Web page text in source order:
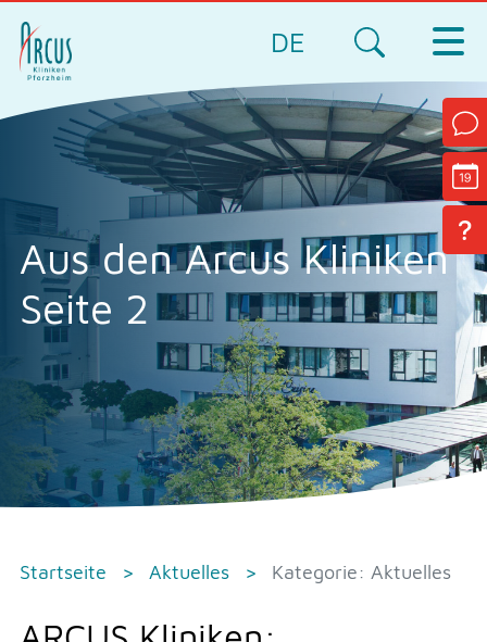
DE
Aus den Arcus Kliniken
Seite 2
Startseite Aktuelles Kategorie: Aktuelles